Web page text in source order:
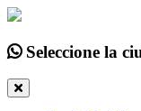
Seleccione la